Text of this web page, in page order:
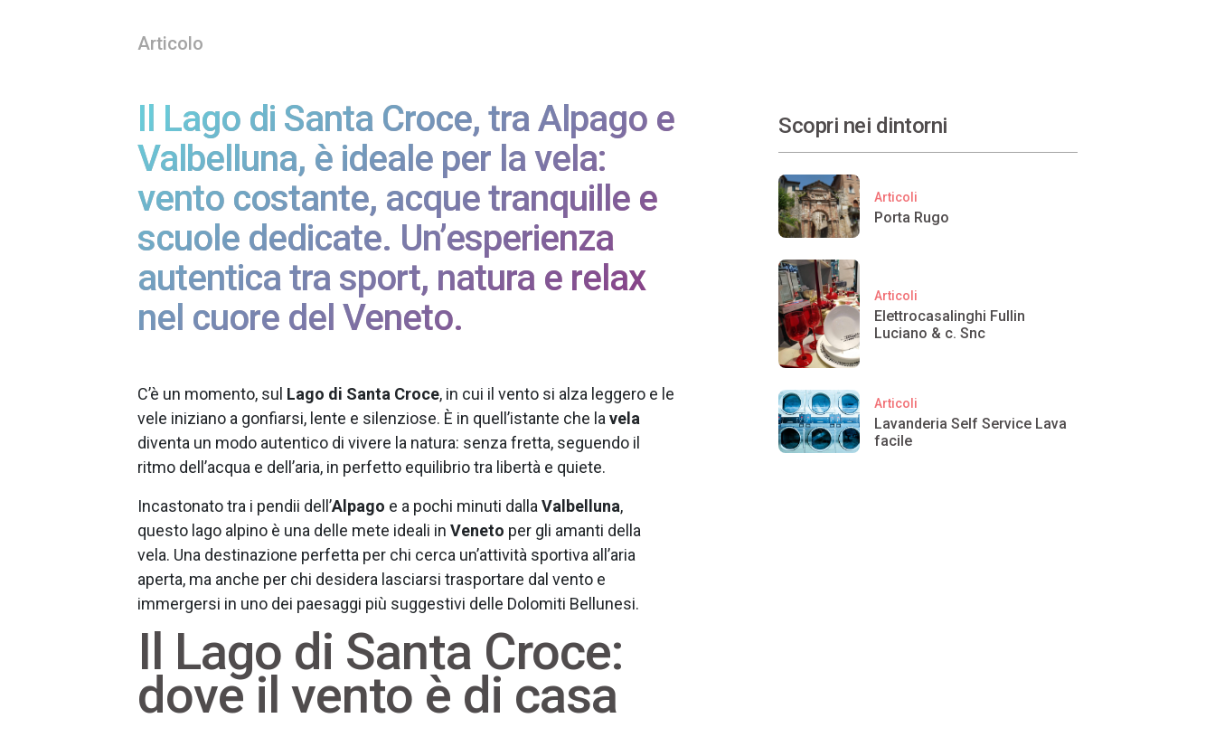
Articolo
Il Lago di Santa Croce, tra Alpago e
Valbelluna, è ideale per la vela:
vento costante, acque tranquille e
scuole dedicate. Un’esperienza
autentica tra sport, natura e relax
nel cuore del Veneto.
C’è un momento, sul Lago di Santa Croce, in cui il vento si alza leggero e le
vele iniziano a gonfiarsi, lente e silenziose. È in quell’istante che la vela
diventa un modo autentico di vivere la natura: senza fretta, seguendo il
ritmo dell’acqua e dell’aria, in perfetto equilibrio tra libertà e quiete.
Incastonato tra i pendii dell’Alpago e a pochi minuti dalla Valbelluna,
questo lago alpino è una delle mete ideali in Veneto per gli amanti della
vela. Una destinazione perfetta per chi cerca un’attività sportiva all’aria
aperta, ma anche per chi desidera lasciarsi trasportare dal vento e
immergersi in uno dei paesaggi più suggestivi delle Dolomiti Bellunesi.
Il Lago di Santa Croce:
dove il vento è di casa
Scopri nei dintorni
Articoli
Porta Rugo
Articoli
Elettrocasalinghi Fullin
Luciano & c. Snc
Articoli
Lavanderia Self Service Lava
facile